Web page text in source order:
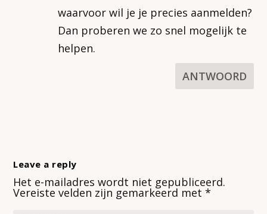
waarvoor wil je je precies aanmelden?
Dan proberen we zo snel mogelijk te
helpen.
ANTWOORD
Leave a reply
Het e-mailadres wordt niet gepubliceerd.
Vereiste velden zijn gemarkeerd met*